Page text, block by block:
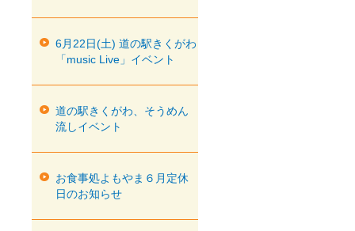
6月22日(土) 道の駅きくがわ
「music Live」イベント
道の駅きくがわ、そうめん
流しイベント
お食事処よもやま６月定休
日のお知らせ